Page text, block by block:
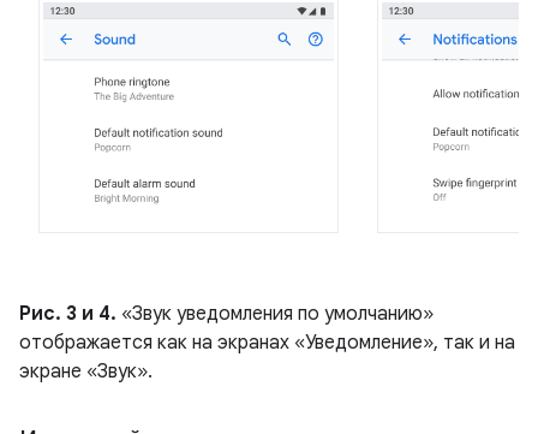
Рис. 3 и 4. «Звук уведомления по умолчанию»
отображается как на экранах «Уведомление», так и на
экране «Звук».